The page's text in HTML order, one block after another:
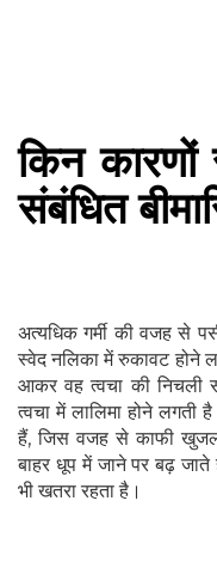
किन कारणों
संबंधित
अत्यधिक गर्मी की वजह से
स्वेद नलिका में रुकावट होने
आकर वह त्वचा की
त्वचा में लालिमा होने लगती
हैं, जिस वजह से काफी
बाहर धूप में जाने पर बढ़
भी खतरा रहता है।